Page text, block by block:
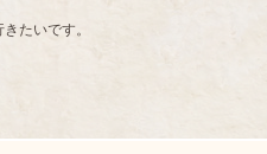
たいです。